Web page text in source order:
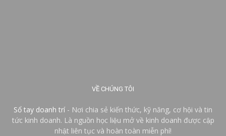
VỀ CHÚNG TÔI
Sổ tay doanh trí - Nơi chia sẻ kiến thức, kỹ năng, cơ hội và tin
tức kinh doanh. Là nguồn học liệu mở về kinh doanh được cập
nhật liên tục và hoàn toàn miễn phí!